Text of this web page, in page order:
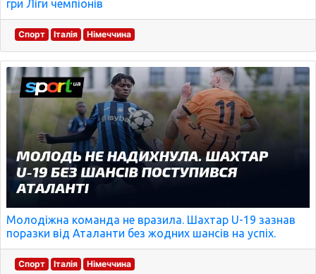
гри Ліги чемпіонів
Спорт Італія Німеччина
Молодіжна команда не вразила. Шахтар U-19 зазнав
поразки від Аталанти без жодних шансів на успіх.
Спорт Італія Німеччина